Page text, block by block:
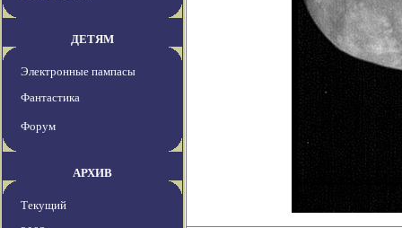
ДЕТЯМ
Электронные пампасы
Фантастика
Форум
АРХИВ
Текущий